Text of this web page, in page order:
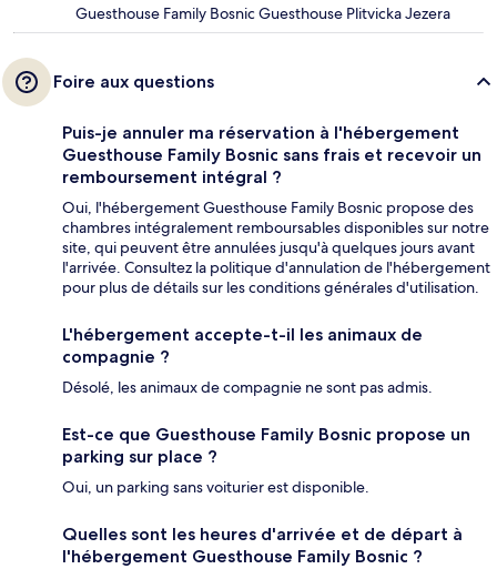
Guesthouse Family Bosnic Guesthouse Plitvicka Jezera
Foire aux questions
Puis-je annuler ma réservation à l'hébergement
Guesthouse Family Bosnic sans frais et recevoir un
remboursement intégral ?
Oui, l'hébergement Guesthouse Family Bosnic propose des
chambres intégralement remboursables disponibles sur notre
site, qui peuvent être annulées jusqu'à quelques jours avant
l'arrivée. Consultez la politique d'annulation de l'hébergement
pour plus de détails sur les conditions générales d'utilisation.
L'hébergement accepte-t-il les animaux de
compagnie ?
Désolé, les animaux de compagnie ne sont pas admis.
Est-ce que Guesthouse Family Bosnic propose un
parking sur place ?
Oui, un parking sans voiturier est disponible.
Quelles sont les heures d'arrivée et de départ à
l'hébergement Guesthouse Family Bosnic ?